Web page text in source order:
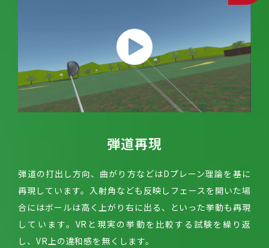
弾道再現
弾道の打出し方向、曲がり方などはDプレーン理論を基に
再現しています。入射角なども反映しフェースを開いた場
合にはボールは高く上がり右に出る、といった挙動も再現
しています。VRと現実の挙動を比較する試験を繰り返
し、VR上の違和感を無くします。